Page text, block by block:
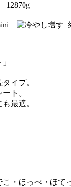
12870g
イプ。
ト。
最適。
・ほっぺ・ほて